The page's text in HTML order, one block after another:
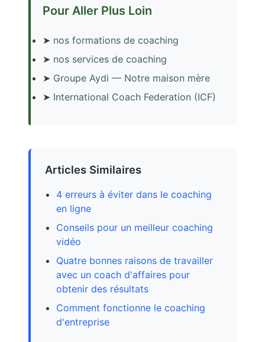
Pour Aller Plus Loin
➤ nos formations de coaching
➤ nos services de coaching
➤ Groupe Aydi — Notre maison mère
➤ International Coach Federation (ICF)
Articles Similaires
4 erreurs à éviter dans le coaching
en ligne
Conseils pour un meilleur coaching
vidéo
Quatre bonnes raisons de travailler
avec un coach d'affaires pour
obtenir des résultats
Comment fonctionne le coaching
d'entreprise